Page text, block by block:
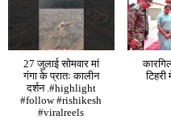
27 जुलाई सोमवार मां
गंगा के प्रातः कालीन
दर्शन .#highlight
#follow #rishikesh
#viralreels
टिहरी